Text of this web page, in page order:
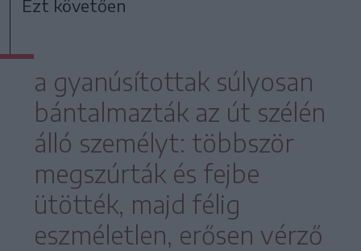
Ezt követően
a gyanúsítottak súlyosan
bántalmazták az út szélén
álló személyt: többször
megszúrták és fejbe
ütötték, majd félig
eszméletlen, erősen vérző